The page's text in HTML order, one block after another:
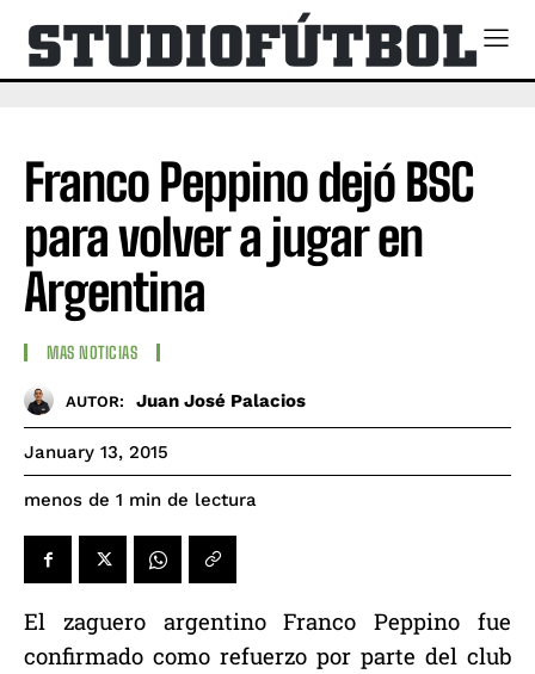
Franco Peppino dejó BSC
para volver a jugar en
Argentina
MAS NOTICIAS
AUTOR: Juan José Palacios
January 13, 2015
menos de 1 min de lectura
El zaguero argentino Franco Peppino fue
confirmado como refuerzo por parte del club